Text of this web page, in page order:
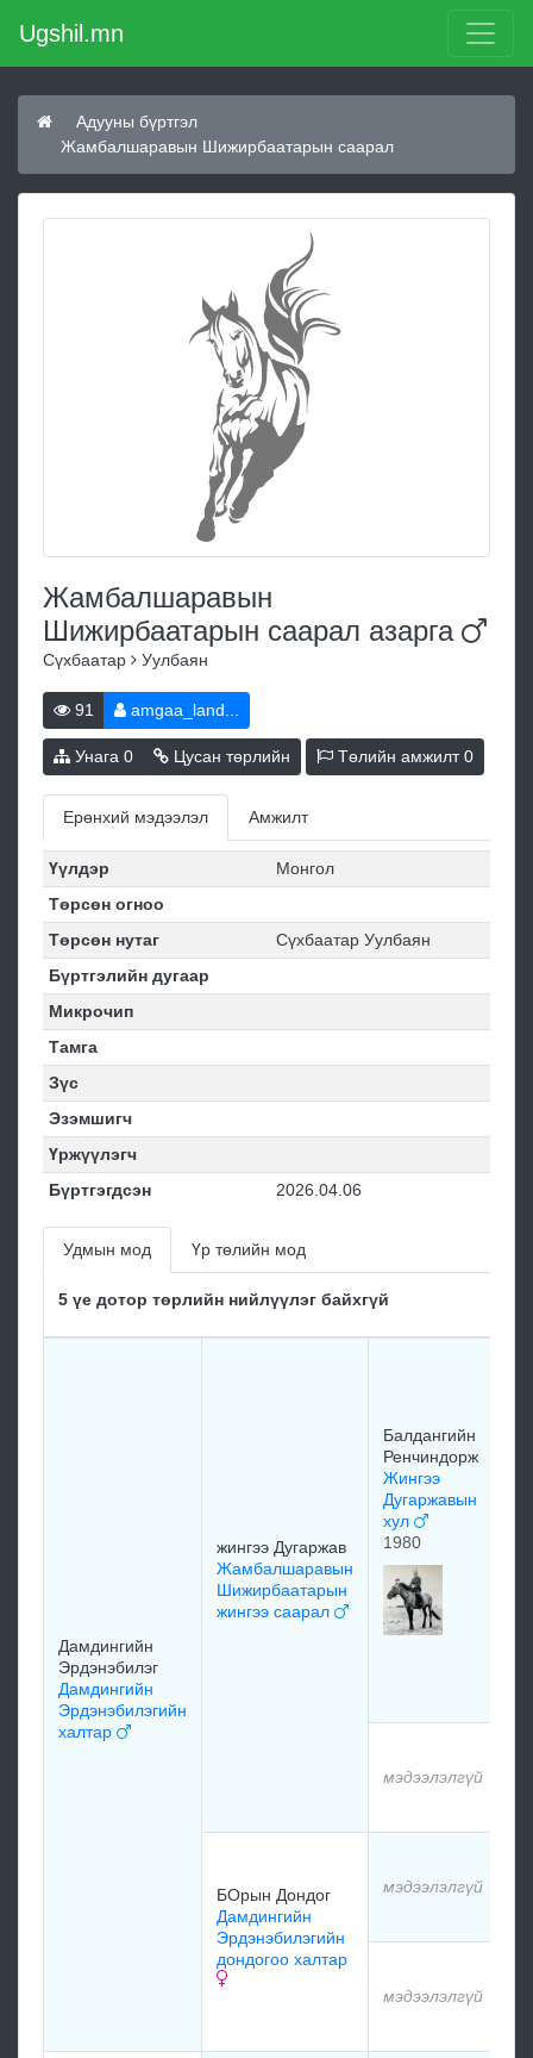
Ugshil.mn
Адууны бүртгэл
Жамбалшаравын Шижирбаатарын саарал
Жамбалшаравын
Шижирбаатарын саарал азарга
Сүхбаатар Уулбаян
91 amgaa_land...
Унага 0 Цусан төрлийн Төлийн амжилт0
Ерөнхий мэдээлэл Амжилт
Үүлдэр
Монгол
Төрсөн огноо
Төрсөн нутаг
Сүхбаатар Уулбаян
Бүртгэлийн дугаар
Микрочип
Тамга
Зүс
Эзэмшигч
Үржүүлэгч
Бүртгэгдсэн
2026.04.06
Удмын мод Үр төлийн мод
5 үе дотор төрлийн нийлүүлэг байхгүй
Дамдингийн
Эрдэнэбилэг
Дамдингийн
Эрдэнэбилэгийн
халтар
жингээ Дугаржав
Жамбалшаравын
Шижирбаатарын
жингээ саарал
Балдангийн
Ренчиндорж
Жингээ
Дугаржавын
хул
1980
мэдээлэлгүй
БОрын Дондог
Дамдингийн
Эрдэнэбилэгийн
дондогоо халтар
мэдээлэлгүй
мэдээлэлгүй